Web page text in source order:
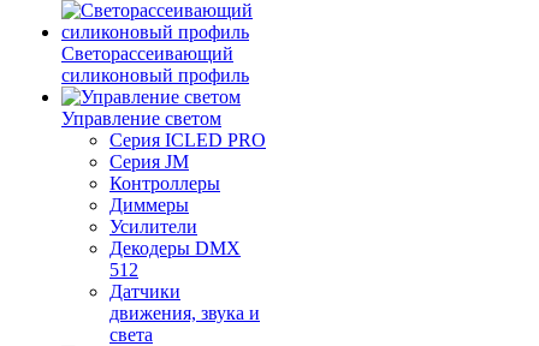
Светорассеивающий
силиконовый профиль
Управление светом
Серия ICLED PRO
Серия JM
Контроллеры
Диммеры
Усилители
Декодеры DMX
512
Датчики
движения, звука и
света